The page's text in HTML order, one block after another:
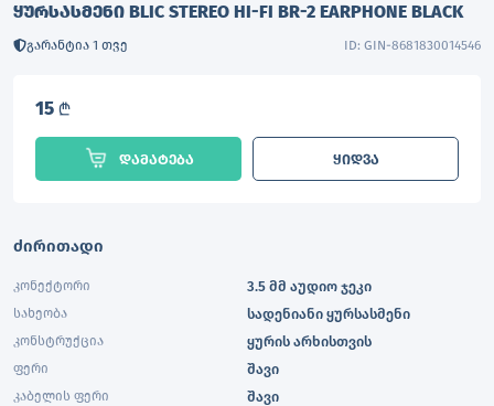
ᲧᲣᲠᲡᲐᲡᲛᲔᲜᲘ BLIC STEREO HI-FI BR-2 EARPHONE BLACK
გარანტია 1 თვე ID: GIN-8681830014546
15 L
დამატება ყიდვა
ძირითადი
კონექტორი 3.5 მმ აუდიო ჯეკი
სახეობა სადენიანი ყურსასმენი
კონსტრუქცია ყურის არხისთვის
ფერი შავი
კაბელის ფერი შავი